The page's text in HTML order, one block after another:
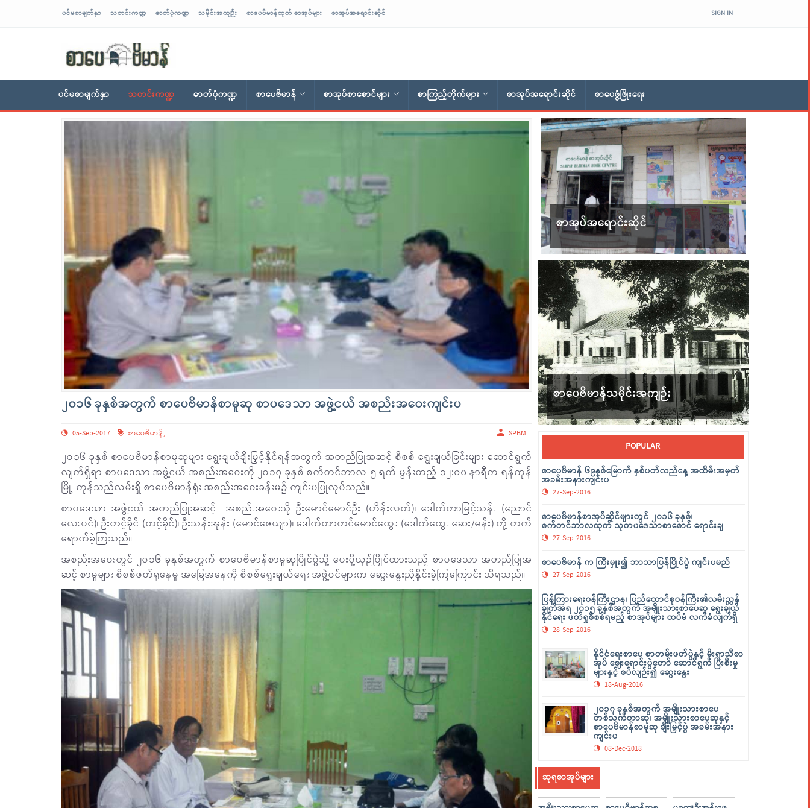
ပင်မစာမျက်နှာ သတင်းကဏ္ဍ ဓာတ်ပုံကဏ္ဍ သမိုင်းအကျဉ်း စာပေဗိမာန်ထုတ် စာအုပ်များ စာအုပ်အရောင်းဆိုင် SIGN IN
ပင်မစာမျက်နှာ သတင်းကဏ္ဍ ဓာတ်ပုံကဏ္ဍ စာပေဗိမာန် စာအုပ်စာစောင်များ စာကြည့်တိုက်များ စာအုပ်အရောင်းဆိုင် စာပေဖွံ့ဖြိုးရေး
၂၀၁၆ ခုနှစ်အတွက် စာပေဗိမာန်စာမူဆု စာပဒေသာ အဖွဲ့ငယ် အစည်းအဝေးကျင်းပ
05-Sep-2017 စာပေဗိမာန်, SPBM
၂ဝ၁၆ ခုနှစ် စာပေဗိမာန်စာမူဆုများ ရွေးချယ်ချီးမြှင့်နိုင်ရန်အတွက် အတည်ပြုအဆင့် စိစစ် ရွေးချယ်ခြင်းများ ဆောင်ရွက်
လျက်ရှိရာ စာပဒေသာ အဖွဲ့ငယ် အစည်းအဝေးကို ၂ဝ၁၇ ခုနှစ် စက်တင်ဘာလ ၅ ရက် မွန်းတည့် ၁၂:၀၀ နာရီက ရန်ကုန်
မြို့ ကုန်သည်လမ်းရှိ စာပေဗိမာန်ရုံး အစည်းအဝေးခန်းမ၌ ကျင်းပပြုလုပ်သည်။
စာပဒေသာ အဖွဲ့ငယ် အတည်ပြုအဆင့် အစည်းအဝေးသို့ ဦးမောင်မောင်ဦး (ဟိန်းလတ်)၊ ဒေါက်တာမြင့်သန်း (ညောင်
လေးပင်)၊ ဦးတင့်ခိုင် (တင့်ခိုင်)၊ ဦးသန်းအုန်း (မောင်ဇေယျာ)၊ ဒေါက်တာတင်မောင်ထွေး (ဒေါက်ထွေး ဆေး/မန်း) တို့ တက်
ရောက်ခဲ့ကြသည်။
အစည်းအဝေးတွင် ၂ဝ၁၆ ခုနှစ်အတွက် စာပေဗိမာန်စာမူဆုပြိုင်ပွဲသို့ ပေးပို့ယှဉ်ပြိုင်ထားသည့် စာပဒေသာ အတည်ပြုအ
ဆင့် စာမူများ စိစစ်ဖတ်ရှုနေမှု အခြေအနေကို စိစစ်ရွေးချယ်ရေး အဖွဲ့ဝင်များက ဆွေးနွေးညှိနှိုင်းခဲ့ကြကြောင်း သိရသည်။
စာအုပ်အရောင်းဆိုင်
စာပေဗိမာန်သမိုင်းအကျဉ်း
POPULAR
စာပေဗိမာန် ၆၉နှစ်မြောက် နှစ်ပတ်လည်နေ့ အထိမ်းအမှတ်
အခမ်းအနားကျင်းပ
27-Sep-2016
စာပေဗိမာန်စာအုပ်ဆိုင်များတွင် ၂၀၁၆ ခုနှစ်၊
စက်တင်ဘာလထုတ် သုတပဒေသာစာစောင် ရောင်းချ
27-Sep-2016
စာပေဗိမာန် က ကြီးမှူး၍ ဘာသာပြန်ပြိုင်ပွဲ ကျင်းပမည်
27-Sep-2016
ပြန်ကြားရေးဝန်ကြီးဌာန၊ ပြည်ထောင်စုဝန်ကြီး၏လမ်းညွှန်
ချက်အရ ၂၀၁၅ ခုနှစ်အတွက် အမျိုးသားစာပေဆု ရွေးချယ်
နိုင်ရေး ဖတ်ရှုစိစစ်ရမည့် စာအုပ်များ ထပ်မံ လက်ခံလျက်ရှိ
28-Sep-2016
နိုင်ငံရေးစာပေ စာတမ်းဖတ်ပွဲနှင့် မိုးရာသီစာ
အုပ် ဈေးရောင်းပွဲတော် ဆောင်ရွက် ပြီးစီးမှု
များနှင့် စပ်လျဉ်း၍ ဆွေးနွေး
18-Aug-2016
၂၀၁၇ ခုနှစ်အတွက် အမျိုးသားစာပေ
တစ်သက်တာဆု၊ အမျိုးသားစာပေဆုနှင့်
စာပေဗိမာန်စာမူဆု ချီးမြှင့်ပွဲ အခမ်းအနား
ကျင်းပ
08-Dec-2018
ဆုရစာအုပ်များ